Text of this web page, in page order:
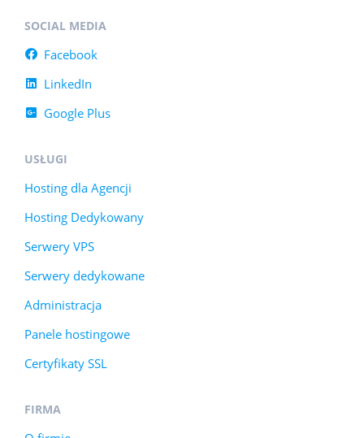
SOCIAL MEDIA
Facebook
LinkedIn
Google Plus
USŁUGI
Hosting dla Agencji
Hosting Dedykowany
Serwery VPS
Serwery dedykowane
Administracja
Panele hostingowe
Certyfikaty SSL
FIRMA